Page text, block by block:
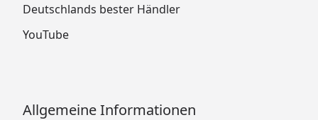
Deutschlands bester Händler
YouTube
Allgemeine Informationen